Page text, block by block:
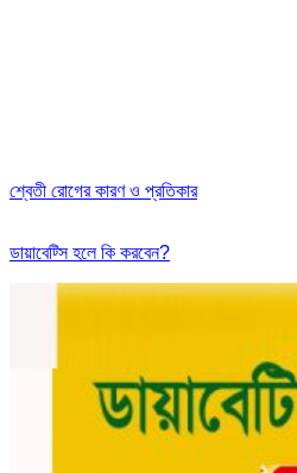
শ্বেতী রোগের কারণ ও প্রতিকার
ডায়াবেট্সি হলে কি করবেন?